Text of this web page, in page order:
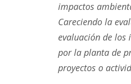
impactos
Careciendo la
evaluación de los
por la planta de
proyectos o